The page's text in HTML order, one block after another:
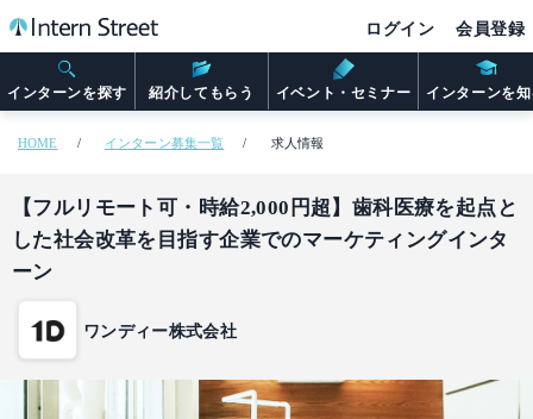
インターンを探す 紹介してもらう イベント・セミナー インターンを
ログイン 会員登録
HOME インターン募集一覧 求人情報
【フルリモート可・時給2,000円超】歯科医療を起点と
した社会改革を目指す企業でのマーケティングインタ
ーン
ワンディー株式会社